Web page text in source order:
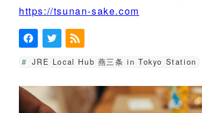
https://tsunan-sake.com
JRE Local Hub 燕三条 in Tokyo Station